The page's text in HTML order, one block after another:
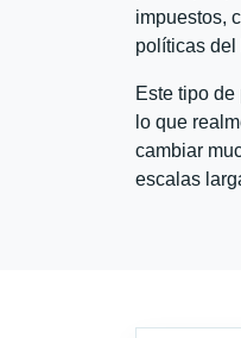
impuestos,
políticas
Este tipo
lo que
cambiar
escalas